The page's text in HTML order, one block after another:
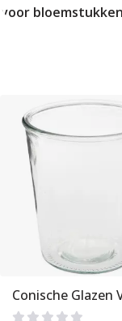
voor
Conische Glazen